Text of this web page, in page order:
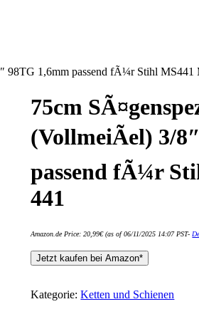
98TG 1,6mm passend fÃ¼r Stihl MS441
75cm
(VollmeiÃel) 3/
passend fÃ¼r
441
Amazon.de Price:20,99€(as of 06/11/2025 14:07 PST-
Jetzt kaufen bei Amazon*
Kategorie:Ketten und Schienen